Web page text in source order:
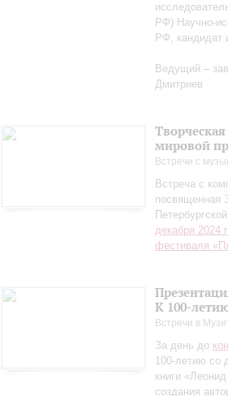
РФ) Научно-
РФ, кандидат
Ведущий –
Дмитриев
мировой
Встречи с
Встреча с
посвященная
декабря 2024
фестиваля
К 100-
Встречи в
За день до
100-летию со
книги
создания